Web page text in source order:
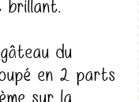
brillant.
du
en 2 parts